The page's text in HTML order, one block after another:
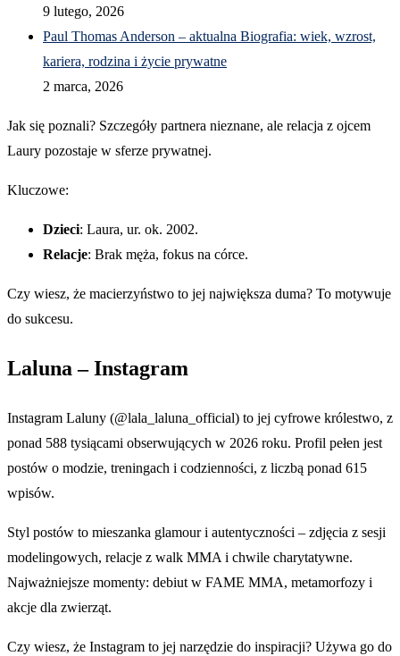
9 lutego, 2026
Paul Thomas Anderson – aktualna Biografia: wiek, wzrost,
kariera, rodzina i życie prywatne
2 marca, 2026
Jak się poznali? Szczegóły partnera nieznane, ale relacja z ojcem
Laury pozostaje w sferze prywatnej.
Kluczowe:
Dzieci: Laura, ur. ok. 2002.
Relacje: Brak męża, fokus na córce.
Czy wiesz, że macierzyństwo to jej największa duma? To motywuje
do sukcesu.
Laluna – Instagram
Instagram Laluny (@lala_laluna_official) to jej cyfrowe królestwo, z
ponad 588 tysiącami obserwujących w 2026 roku. Profil pełen jest
postów o modzie, treningach i codzienności, z liczbą ponad 615
wpisów.
Styl postów to mieszanka glamour i autentyczności – zdjęcia z sesji
modelingowych, relacje z walk MMA i chwile charytatywne.
Najważniejsze momenty: debiut w FAME MMA, metamorfozy i
akcje dla zwierząt.
Czy wiesz, że Instagram to jej narzędzie do inspiracji? Używa go do